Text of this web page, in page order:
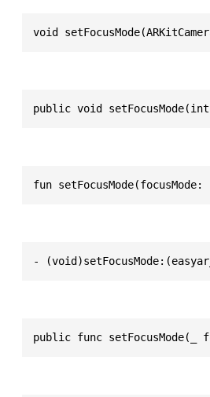
void
public void setFocusMode(int
fun
-
public func setFocusMode(_